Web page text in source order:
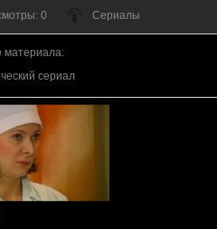
: 0 Сериалы
материала:
сериал